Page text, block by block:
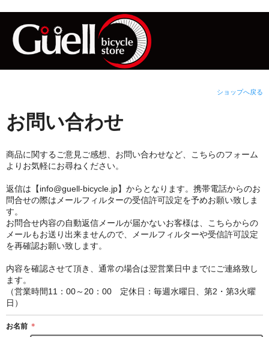
ショップへ戻る
お問い合わせ
商品に関するご意見ご感想、お問い合わせなど、こちらのフォーム
よりお気軽にお尋ねください。
返信は【info@guell-bicycle.jp】からとなります。携帯電話からのお
問合せの際はメールフィルターの受信許可設定を予めお願い致しま
す。
お問合せ内容の自動返信メールが届かないお客様は、こちらからの
メールもお送り出来ませんので、メールフィルターや受信許可設定
を再確認お願い致します。
内容を確認させて頂き、通常の場合は翌営業日中までにご連絡致し
ます。
（営業時間11：00～20：00 定休日：毎週水曜日、第2・第3火曜
日）
お名前 ＊